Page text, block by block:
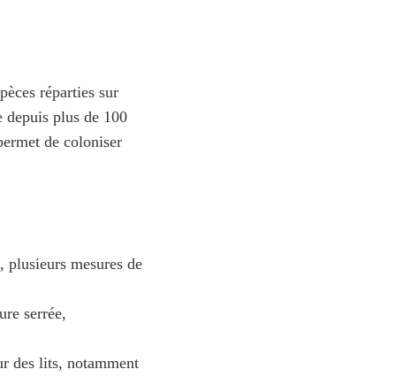
réparties sur
depuis plus de 100
de coloniser
plusieurs mesures de
serrée,
des lits, notamment